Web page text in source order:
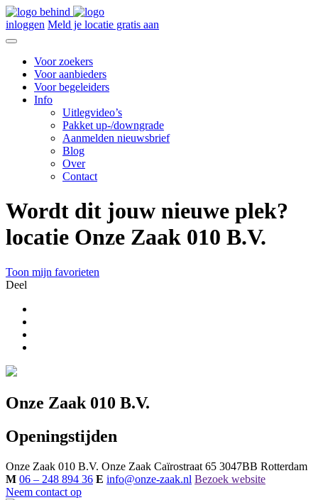
inloggen Meld je locatie gratis aan
Voor zoekers
Voor aanbieders
Voor begeleiders
Info
Uitlegvideo’s
Pakket up-/downgrade
Aanmelden nieuwsbrief
Blog
Over
Contact
Wordt dit jouw nieuwe plek?
locatie Onze Zaak 010 B.V.
Toon mijn favorieten
Deel
Onze Zaak 010 B.V.
Openingstijden
Onze Zaak 010 B.V. Onze Zaak Caïrostraat 65 3047BB Rotterdam
M 06 – 248 894 36 E info@onze-zaak.nl Bezoek website
Neem contact op